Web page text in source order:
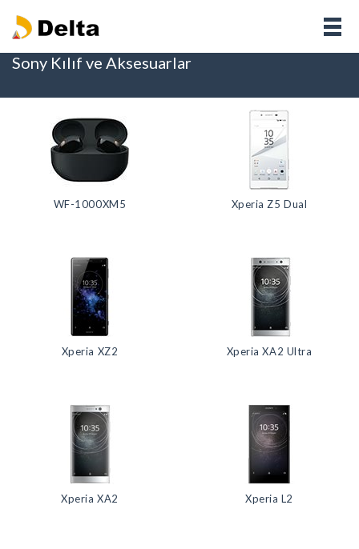
Sony Kılıf ve Aksesuarlar
WF-1000XM5 Xperia Z5 Dual
Xperia XZ2 Xperia XA2 Ultra
Xperia XA2 Xperia L2